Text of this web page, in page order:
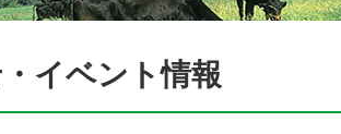
イベント情報